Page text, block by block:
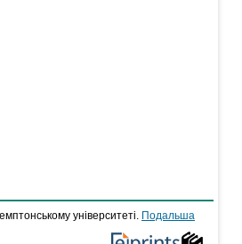
університеті.
Подальша